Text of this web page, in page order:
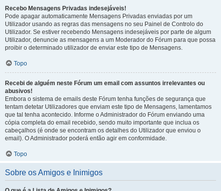
Recebo Mensagens Privadas indesejáveis!
Pode apagar automaticamente Mensagens Privadas enviadas por um
Utilizador usando as regras das mensagens no seu Painel de Controlo do
Utilizador. Se estiver recebendo Mensagens indesejáveis por parte de algum
Utilizador, denuncie as mensagens a um Moderador do Fórum para que possa
proibir o determinado utilizador de enviar este tipo de Mensagens.
Topo
Recebi de alguém neste Fórum um email com assuntos irrelevantes ou
abusivos!
Embora o sistema de emails deste Fórum tenha funções de segurança que
tentam detetar Utilizadores que enviam este tipo de Mensagens, lamentamos
que tal tenha acontecido. Informe o Administrador do Fórum enviando uma
cópia completa do email recebido, sendo muito importante que inclua os
cabeçalhos (é onde se encontram os detalhes do Utilizador que enviou o
email). O Administrador poderá então agir em conformidade.
Topo
Sobre os Amigos e Inimigos